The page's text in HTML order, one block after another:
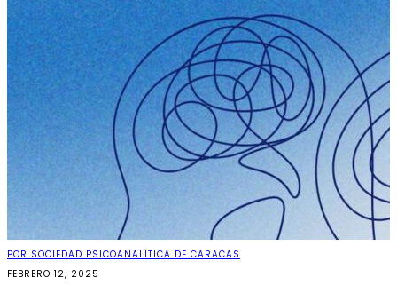
POR SOCIEDAD PSICOANALÍTICA DE CARACAS
FEBRERO 12, 2025